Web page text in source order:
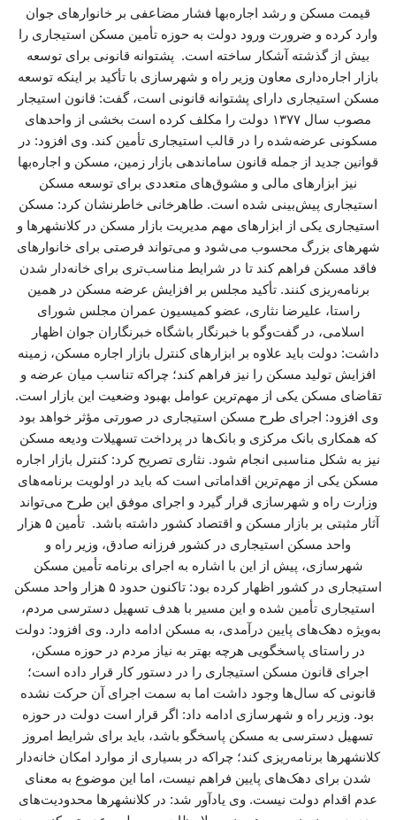
قیمت مسکن و رشد اجاره‌بها فشار مضاعفی بر خانوارهای جوان
وارد کرده و ضرورت ورود دولت به حوزه تأمین مسکن استیجاری را
بیش از گذشته آشکار ساخته است. پشتوانه قانونی برای توسعه
بازار اجاره‌داری معاون وزیر راه و شهرسازی با تأکید بر اینکه توسعه
مسکن استیجاری دارای پشتوانه قانونی است، گفت: قانون استیجار
مصوب سال ۱۳۷۷ دولت را مکلف کرده است بخشی از واحدهای
مسکونی عرضه‌شده را در قالب استیجاری تأمین کند. وی افزود: در
قوانین جدید از جمله قانون ساماندهی بازار زمین، مسکن و اجاره‌بها
نیز ابزارهای مالی و مشوق‌های متعددی برای توسعه مسکن
استیجاری پیش‌بینی شده است. طاهرخانی خاطرنشان کرد: مسکن
استیجاری یکی از ابزارهای مهم مدیریت بازار مسکن در کلانشهرها و
شهرهای بزرگ محسوب می‌شود و می‌تواند فرصتی برای خانوارهای
فاقد مسکن فراهم کند تا در شرایط مناسب‌تری برای خانه‌دار شدن
برنامه‌ریزی کنند. تأکید مجلس بر افزایش عرضه مسکن در همین
راستا، علیرضا نثاری، عضو کمیسیون عمران مجلس شورای
اسلامی، در گفت‌وگو با خبرنگار باشگاه خبرنگاران جوان اظهار
داشت: دولت باید علاوه بر ابزارهای کنترل بازار اجاره مسکن، زمینه
افزایش تولید مسکن را نیز فراهم کند؛ چراکه تناسب میان عرضه و
تقاضای مسکن یکی از مهم‌ترین عوامل بهبود وضعیت این بازار است.
وی افزود: اجرای طرح مسکن استیجاری در صورتی مؤثر خواهد بود
که همکاری بانک مرکزی و بانک‌ها در پرداخت تسهیلات ودیعه مسکن
نیز به شکل مناسبی انجام شود. نثاری تصریح کرد: کنترل بازار اجاره
مسکن یکی از مهم‌ترین اقداماتی است که باید در اولویت برنامه‌های
وزارت راه و شهرسازی قرار گیرد و اجرای موفق این طرح می‌تواند
آثار مثبتی بر بازار مسکن و اقتصاد کشور داشته باشد. تأمین ۵ هزار
واحد مسکن استیجاری در کشور فرزانه صادق، وزیر راه و
شهرسازی، پیش از این با اشاره به اجرای برنامه تأمین مسکن
استیجاری در کشور اظهار کرده بود: تاکنون حدود ۵ هزار واحد مسکن
استیجاری تأمین شده و این مسیر با هدف تسهیل دسترسی مردم،
به‌ویژه دهک‌های پایین درآمدی، به مسکن ادامه دارد. وی افزود: دولت
در راستای پاسخگویی هرچه بهتر به نیاز مردم در حوزه مسکن،
اجرای قانون مسکن استیجاری را در دستور کار قرار داده است؛
قانونی که سال‌ها وجود داشت اما به سمت اجرای آن حرکت نشده
بود. وزیر راه و شهرسازی ادامه داد: اگر قرار است دولت در حوزه
تسهیل دسترسی به مسکن پاسخگو باشد، باید برای شرایط امروز
کلانشهرها برنامه‌ریزی کند؛ چراکه در بسیاری از موارد امکان خانه‌دار
شدن برای دهک‌های پایین فراهم نیست، اما این موضوع به معنای
عدم اقدام دولت نیست. وی یادآور شد: در کلانشهرها محدودیت‌های